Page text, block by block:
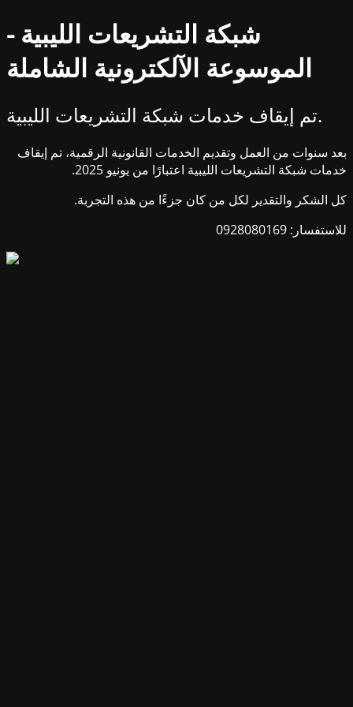
شبكة التشريعات الليبية -
الموسوعة الآلكترونية الشاملة
تم إيقاف خدمات شبكة التشريعات الليبية.
بعد سنوات من العمل وتقديم الخدمات القانونية الرقمية، تم إيقاف
خدمات شبكة التشريعات الليبية اعتبارًا من يونيو 2025.
كل الشكر والتقدير لكل من كان جزءًا من هذه التجربة.
للاستفسار: 0928080169